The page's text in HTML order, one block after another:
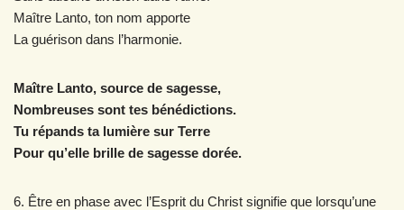
Maître Lanto, ton nom apporte
La guérison dans l’harmonie.
Maître Lanto, source de sagesse,
Nombreuses sont tes bénédictions.
Tu répands ta lumière sur Terre
Pour qu’elle brille de sagesse dorée.
6. Être en phase avec l’Esprit du Christ signifie que lorsqu’une